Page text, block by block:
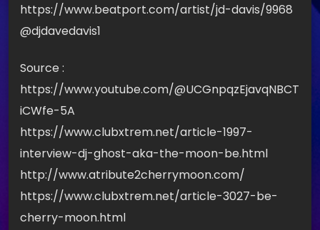
https://www.beatport.com/artist/jd-davis/9968
@djdavedavis1
Source :
https://www.youtube.com/@UCGnpqzEjavqNBCT
iCWfe-5A
https://www.clubxtrem.net/article-1997-
interview-dj-ghost-aka-the-moon-be.html
http://www.atribute2cherrymoon.com/
https://www.clubxtrem.net/article-3027-be-
cherry-moon.html